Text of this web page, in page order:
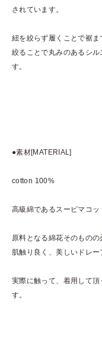
されています。
紐を絞らず履くことで裾ま
絞ることで丸みのあるシ
す。
●素材[MATERIAL]
cotton 100%
高級綿であるスーピマコッ
原料となる綿花そのものの
肌触り良く、美しいドレー
実際に触って、着用して
す。